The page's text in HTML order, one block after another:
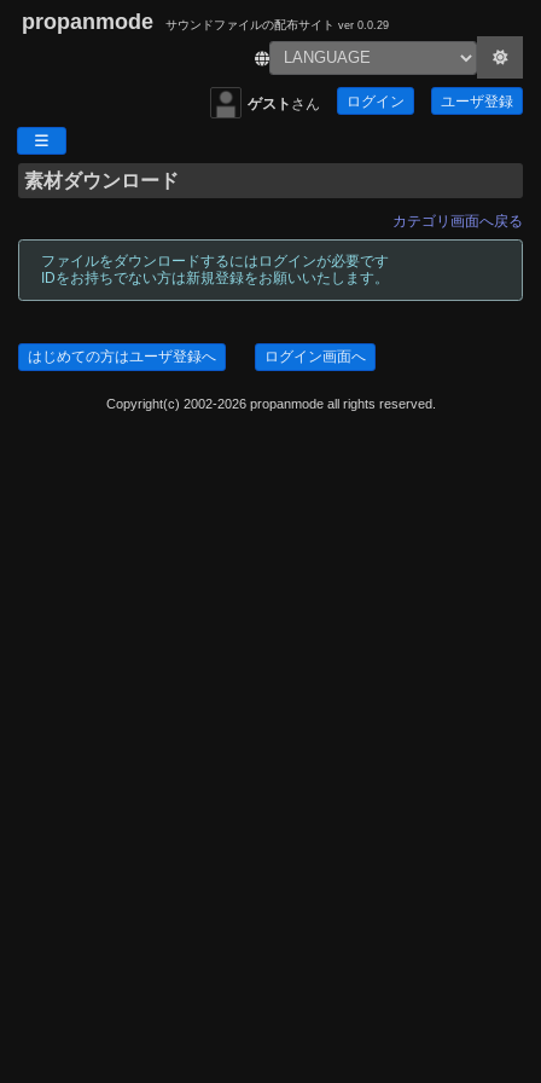
propanmode サウンドファイルの配布サイト ver 0.0.29
ゲスト さん ログイン ユーザ登録
素材ダウンロード
カテゴリ画面へ戻る
ファイルをダウンロードするにはログインが必要です
IDをお持ちでない方は新規登録をお願いいたします。
はじめての方はユーザ登録へ ログイン画面へ
Copyright(c) 2002-2026 propanmode all rights reserved.